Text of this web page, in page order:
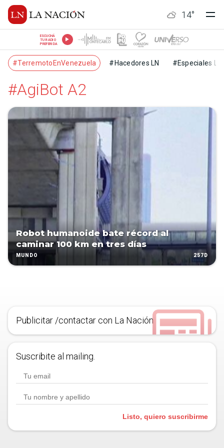
14°
ESCUCHÁ
TU RADIO
PREFERIDA
#TerremotoEnVenezuela #Hacedores LN #Especiales LN
#AgiBot A2
Robot humanoide bate récord al
caminar 100 km en tres días
MUNDO 257D
Publicitar /contactar con La Nación
Suscribite al mailing.
Listo, quiero suscribirme